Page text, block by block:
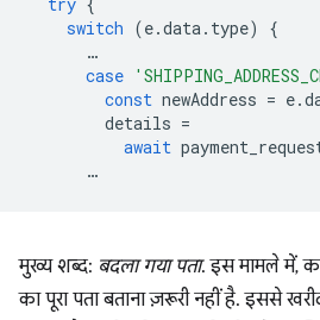
switch (e.data. type)
{
…
case
const newAddress = e.
details =
await
…
मुख्य शब्द: बदला गया पता. इस मामले में,
का पूरा पता बताना ज़रूरी नहीं है. इससे